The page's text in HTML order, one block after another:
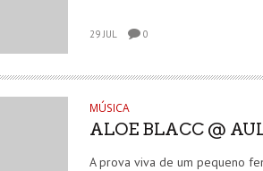
29 JUL 0
MÚSICA
ALOE BLACC @
A prova viva de um pequeno